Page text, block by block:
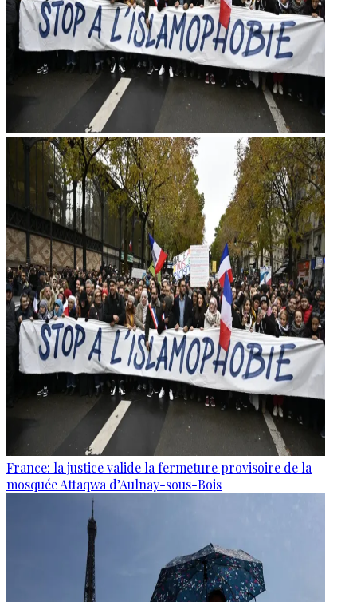
France: la justice valide la fermeture provisoire de la
mosquée Attaqwa d’Aulnay-sous-Bois